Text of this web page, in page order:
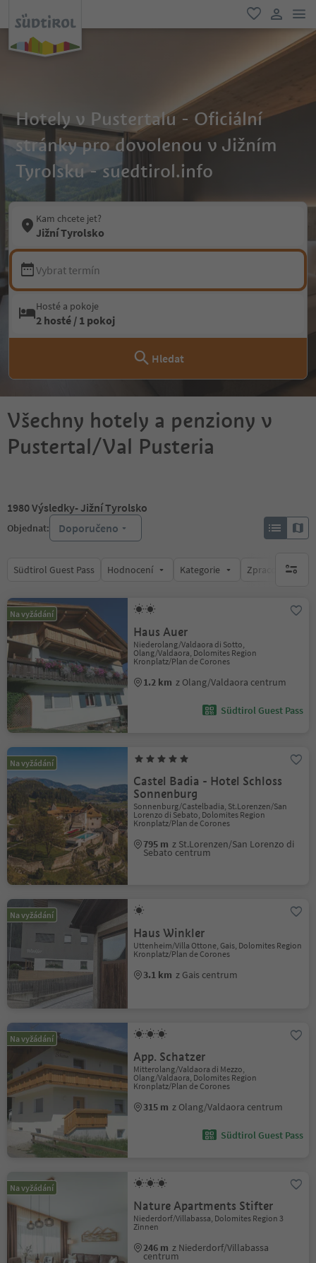
oblíbené
Hotely v Pustertalu - Oficiální
stránky pro dovolenou v Jižním
Tyrolsku - suedtirol.info
Kam chcete jet?
Jižní Tyrolsko
Vybrat termín
Hosté a pokoje
2 hosté / 1 pokoj
Hledat
Všechny hotely a penziony v
Pustertal/Val Pusteria
1980Výsledky- Jižní Tyrolsko
Objednat: Doporučeno
Südtirol Guest Pass Hodnocení Kategorie Zpracovávábrak
Na vyžádání
Haus Auer
Niederolang/Valdaora di Sotto,
Olang/Valdaora, Dolomites Region
Kronplatz/Plan de Corones
1.2 km z Olang/Valdaora centrum
Südtirol Guest Pass
Na vyžádání
Castel Badia - Hotel Schloss
Sonnenburg
Sonnenburg/Castelbadia, St.Lorenzen/San
Lorenzo di Sebato, Dolomites Region
Kronplatz/Plan de Corones
795 m z St.Lorenzen/San Lorenzo di
Sebato centrum
Na vyžádání
Haus Winkler
Uttenheim/Villa Ottone, Gais, Dolomites Region
Kronplatz/Plan de Corones
3.1 km z Gais centrum
Na vyžádání
App. Schatzer
Mitterolang/Valdaora di Mezzo,
Olang/Valdaora, Dolomites Region
Kronplatz/Plan de Corones
315 m z Olang/Valdaora centrum
Südtirol Guest Pass
Na vyžádání
Nature Apartments Stifter
Niederdorf/Villabassa, Dolomites Region 3
Zinnen
246 m z Niederdorf/Villabassa
centrum